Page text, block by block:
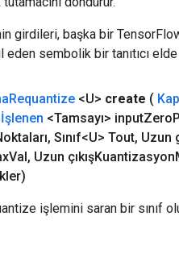
girdileri, başka bir
eden sembolik bir tanıtıcı
Requantize <U> create (
İşlenen <Tamsayı> inputZero
, Sınıf<U> Tout, Uzun
Val, Uzun çıkışKuantizasyon
işlemini saran bir sınıf